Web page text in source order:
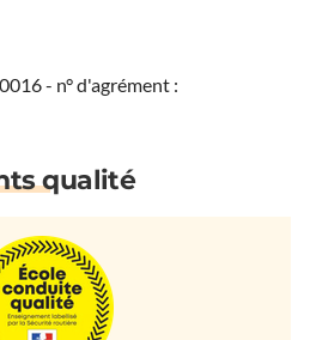
- n° d'agrément :
qualité